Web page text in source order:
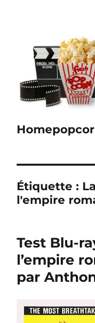
Étiquette :
l'empire
Test Blu-
l’empire
par